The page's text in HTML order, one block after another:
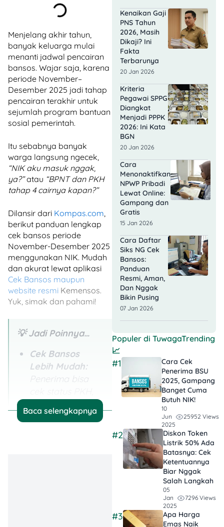
Menjelang akhir tahun,
banyak keluarga mulai
menanti jadwal pencairan
bansos. Wajar saja, karena
periode November–
Desember 2025 jadi tahap
pencairan terakhir untuk
sejumlah program bantuan
sosial pemerintah.
Itu sebabnya banyak
warga langsung ngecek,
“NIK aku masuk nggak,
ya?”atau “BPNT dan PKH
tahap 4 cairnya kapan?”
Dilansir dari Kompas.com
berikut panduan lengkap
cek bansos periode
November-Desember 2025
menggunakan NIK. Mudah
dan akurat lewat aplikasi
Cek Bansos maupun
website resmi Kemensos.
Yuk, simak dan pahami!
💡 Jadi Poinnya…
Cek Bansos
Lebih Mudah:
Penerima bisa
kg, dan PBI-JKN
Baca selengkapnya
Kenaikan Gaji
PNS Tahun
2026, Masih
Dikaji? Ini
Fakta
Terbarunya
20 Jan 2026
Kriteria
Pegawai SPPG
Diangkat
Menjadi PPPK
2026: Ini Kata
BGN
20 Jan 2026
Cara
Menonaktifkan
NPWP Pribadi
Lewat Online:
Gampang dan
Gratis
15 Jan 2026
Cara Daftar
Siks NG Cek
Bansos:
Panduan
Resmi, Aman,
Dan Nggak
Bikin Pusing
07 Jan 2026
Populer di TuwagaTrending
📈
#1
Cara Cek
Penerima BSU
2025, Gampang
Banget Cuma
Butuh NIK!
10
Jun
2025
25952 Views
#2
Diskon Token
Listrik 50% Ada
Batasnya: Cek
Ketentuannya
Biar Nggak
Salah Langkah
05
Jan
2025
7296 Views
#3
Apa Harga
Emas Naik